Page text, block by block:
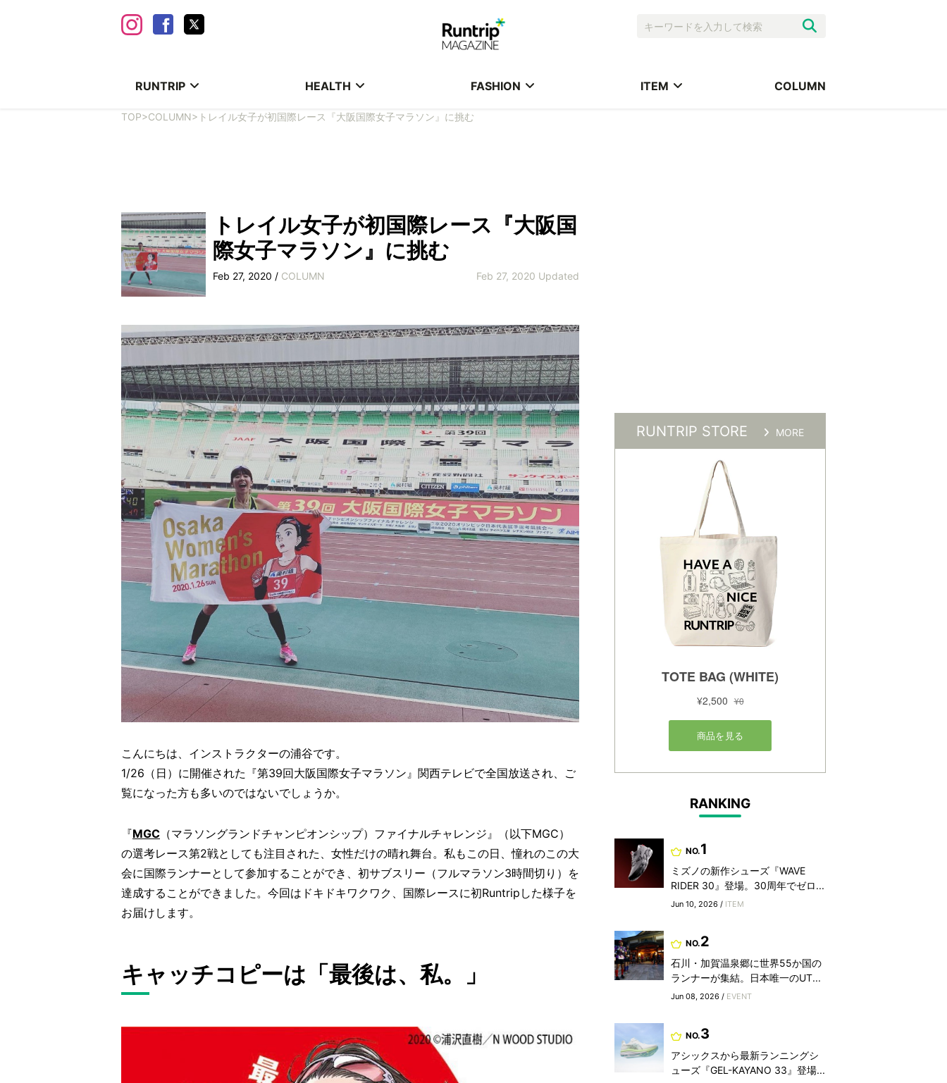
RUNTRIP HEALTH FASHION ITEM COLUMN
TOP>COLUMN> トレイル女子が初国際レース『大阪国際女子マラソン』に挑む
トレイル女子が初国際レース『大阪国
際女子マラソン』に挑む
Feb 27, 2020 / COLUMN Feb 27, 2020 Updated
こんにちは、インストラクターの浦谷です。
1/26 （日）に開催された『第39回大阪国際女子マラソン』関西テレビで全国放送され、ご
覧になった方も多いのではないでしょうか。
『MGC （マラソングランドチャンピオンシップ）ファイナルチャレンジ』
（以下MGC）
の選考レース第2戦としても注目された、女性だけの晴れ舞台。私もこの日、憧れのこの大
会に国際ランナーとして参加することができ、初サブスリー（フルマラソン3時間切り）を
達成することができました。今回はドキドキワクワク、国際レースに初Runtripした様子を
お届けします。
キャッチコピーは「最後は、私。」
RUNTRIP STORE MORE
RANKING
NO.1
ミズノの新作シューズ『WAVE
RIDER 30』登場。30周年でゼロ...
Jun 10, 2026 / ITEM
NO.2
石川・加賀温泉郷に世界55か国の
ランナーが集結。日本唯一のUT...
Jun 08, 2026 / EVENT
NO.3
アシックスから最新ランニングシ
ューズ『GEL-KAYANO 33』登場...